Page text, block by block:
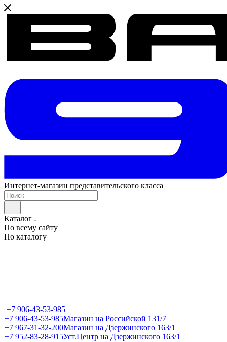
Интернет-магазин представительского класса
Каталог
По всему сайту
По каталогу
+7 906-43-53-985
+7 906-43-53-985Магазин на Российской 131/7
+7 967-31-32-200Магазин на Дзержинского 163/1
+7 952-83-28-915Уст.Центр на Дзержинского 163/1